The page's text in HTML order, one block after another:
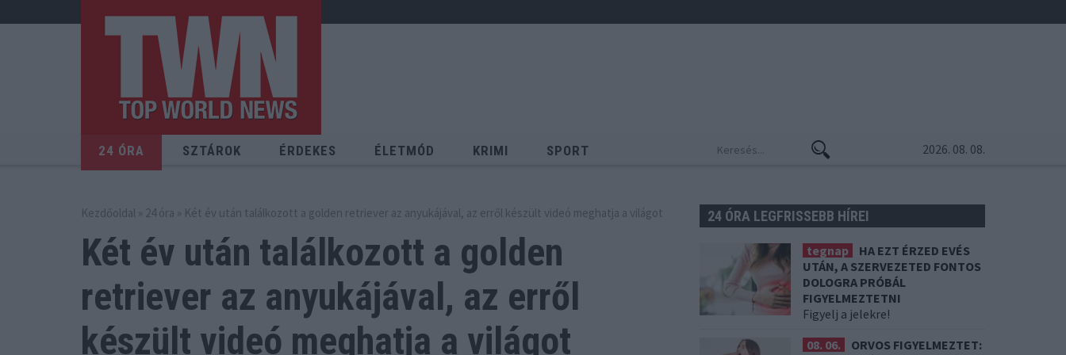
24 ÓRA SZTÁROK ÉRDEKES ÉLETMÓD KRIMI SPORT 2026. 08. 08.
Kezdőoldal » 24 óra » Két év után találkozott a golden retriever az anyukájával, az erről készült videó meghatja a világot
Két év után találkozott a golden
retriever az anyukájával, az erről
készült videó meghatja a világot
24 ÓRA LEGFRISSEBB HÍREI
tegnap
HA EZT ÉRZED EVÉS
UTÁN, A SZERVEZETED FONTOS
DOLOGRA PRÓBÁL
FIGYELMEZTETNI
Figyelj a jelekre!
08. 06.
ORVOS FIGYELMEZTET: